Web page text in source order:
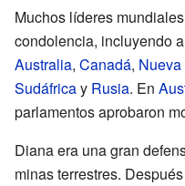
Muchos líderes
condolencia, incluyendo
Australia, Canadá,
Sudáfricay Rusia. En
parlamentos aprobaron
Diana era una gran
minas terrestres.